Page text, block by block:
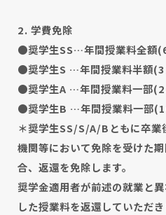
2. 学費免除
●奨学生SS…年間授業料全額
●奨学生S …年間授業料半額
●奨学生A …年間授業料一部
●奨学生B …年間授業料一部
＊奨学生SS/S/A/Bともに卒業
機関等において免除を受けた
合、返還を免除します。
奨学金適用者が前述の就業と
した授業料を返還していただき